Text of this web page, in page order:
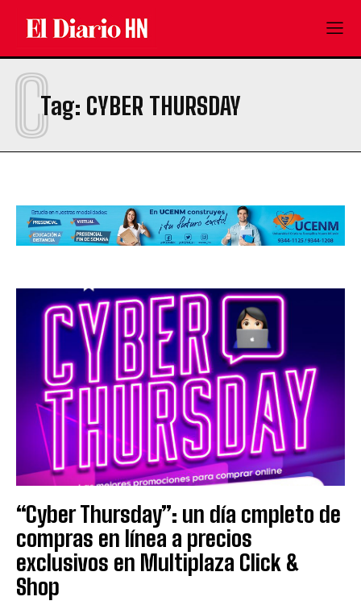
Tag: CYBER THURSDAY
C
“Cyber Thursday”: un día cmpleto de
compras en línea a precios
exclusivos en Multiplaza Click &
Shop